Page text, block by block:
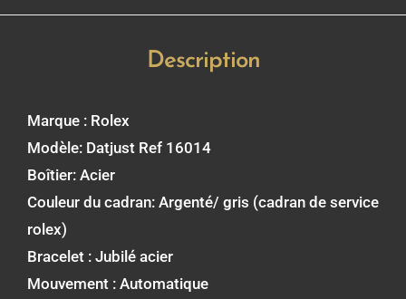
Description
Marque : Rolex
Modèle: Datjust Ref 16014
Boîtier: Acier
Couleur du cadran: Argenté/ gris (cadran de service
rolex)
Bracelet : Jubilé acier
Mouvement : Automatique